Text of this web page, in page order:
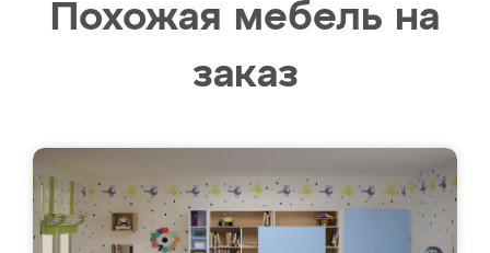
Похожая мебель на
заказ